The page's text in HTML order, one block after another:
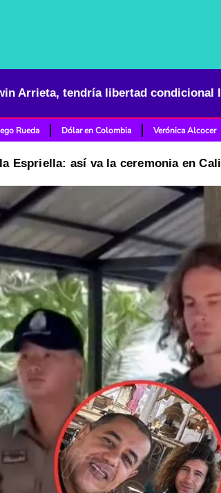
Rueda Dólar en Colombia Verónica Alcocer
Espriella: así va la ceremonia en Cali